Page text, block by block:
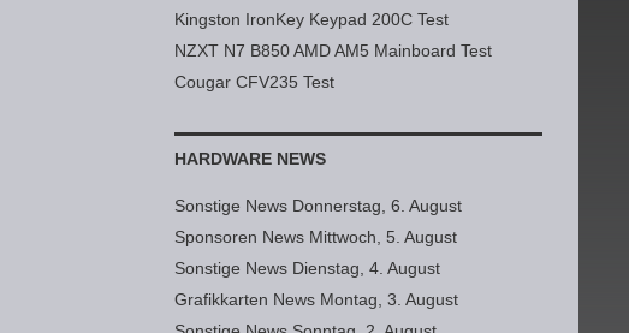
Kingston IronKey Keypad 200C Test
NZXT N7 B850 AMD AM5 Mainboard Test
Cougar CFV235 Test
HARDWARE NEWS
Sonstige News Donnerstag, 6. August
Sponsoren News Mittwoch, 5. August
Sonstige News Dienstag, 4. August
Grafikkarten News Montag, 3. August